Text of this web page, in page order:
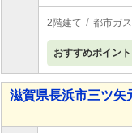
2階建て 都市ガス
おすすめポイント
滋賀県長浜市三ツ矢